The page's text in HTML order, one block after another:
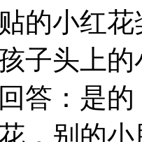
的小红
子头上
答：是
，别的